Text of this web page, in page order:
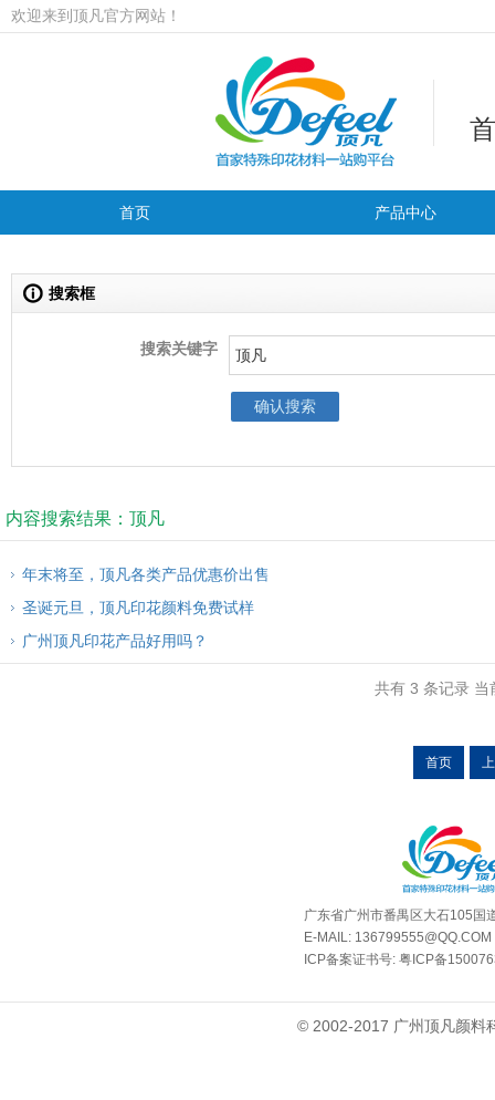
欢迎来到顶凡官方网站！
首页 产品中心
搜索框
搜索关键字
内容搜索结果：顶凡
年末将至，顶凡各类产品优惠价出售
圣诞元旦，顶凡印花颜料免费试样
广州顶凡印花产品好用吗？
共有 3 条记录 当
首页
广东省广州市番禺区大石105国
E-MAIL: 136799555@QQ.COM
ICP备案证书号:粤ICP备
© 2002-2017 广州顶凡颜料